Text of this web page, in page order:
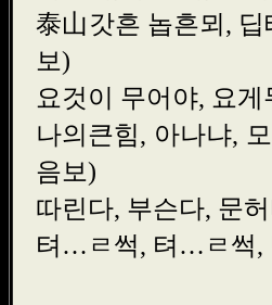
泰山갓흔 놉흔
보)
요것이 무어
나의큰힘, 아나
음보)
따린다, 부
텨…ㄹ썩, 텨…